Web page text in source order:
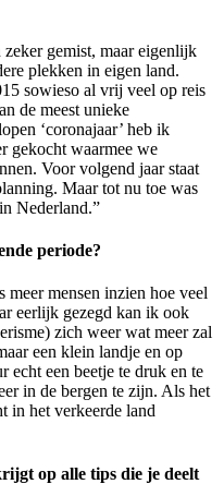
zeker gemist, maar eigenlijk
plekken in eigen land.
sowieso al vrij veel op reis
de meest unieke
‘coronajaar’ heb ik
gekocht waarmee we
Voor volgend jaar staat
Maar tot nu toe was
Nederland.”
periode?
meer mensen inzien hoe veel
eerlijk gezegd kan ik ook
zich weer wat meer zal
een klein landje en op
echt een beetje te druk en te
in de bergen te zijn. Als het
in het verkeerde land
op alle tips die je deelt